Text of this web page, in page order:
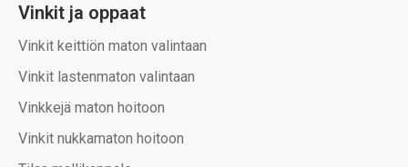
Vinkit ja oppaat
Vinkit keittiön maton valintaan
Vinkit lastenmaton valintaan
Vinkkejä maton hoitoon
Vinkit nukkamaton hoitoon